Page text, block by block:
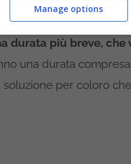
Term rispetto ai
durata più breve, che
una durata
soluzione per coloro
Manage options